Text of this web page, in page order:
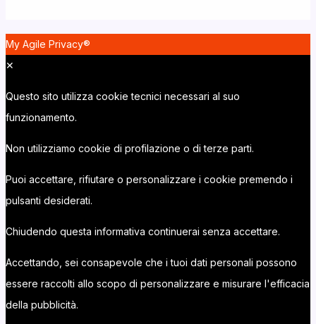
My Agile Privacy®
✕
Questo sito utilizza cookie tecnici necessari al suo
funzionamento.
Non utilizziamo cookie di profilazione o di terze parti.
Puoi accettare, rifiutare o personalizzare i cookie premendo i
pulsanti desiderati.
Chiudendo questa informativa continuerai senza accettare.
Accettando, sei consapevole che i tuoi dati personali possono
essere raccolti allo scopo di personalizzare e misurare l'efficacia
della pubblicità.